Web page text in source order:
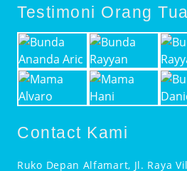
Testimoni Orang Tua
Contact Kami
Ruko Depan Alfamart, Jl. Raya